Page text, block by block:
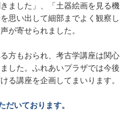
ました」、「土器絵画を見る機
思い出して細部までよく観察し
が寄せられました。
方もおられ、考古学講座は関心
した。ふれあいプラザでは今後
る講座を企画してまいります。
だいております。